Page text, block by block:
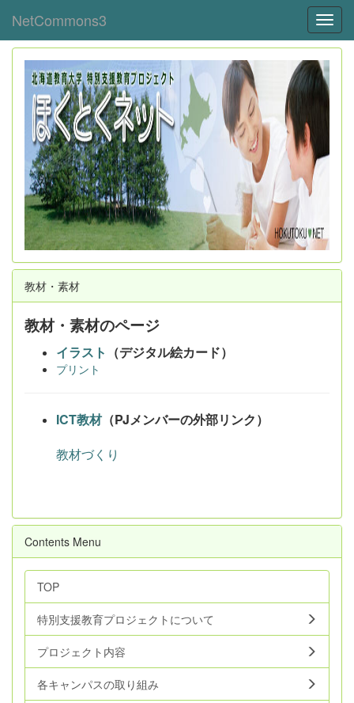
NetCommons3
教材・素材
教材・素材のページ
イラスト （デジタル絵カード）
プリント
ICT教材（PJメンバーの外部リンク）
教材づくり
Contents Menu
TOP
特別支援教育プロジェクトについて
プロジェクト内容
各キャンパスの取り組み